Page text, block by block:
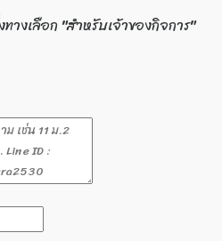
งเลือก "สำหรับเจ้าของกิจการ"